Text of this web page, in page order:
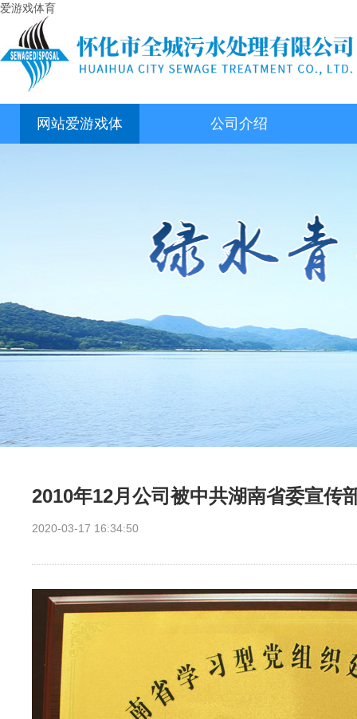
爱游戏体育
网站爱游戏体 公司介绍
2010年12月公司被中共湖南省委宣传
2020-03-17 16:34:50